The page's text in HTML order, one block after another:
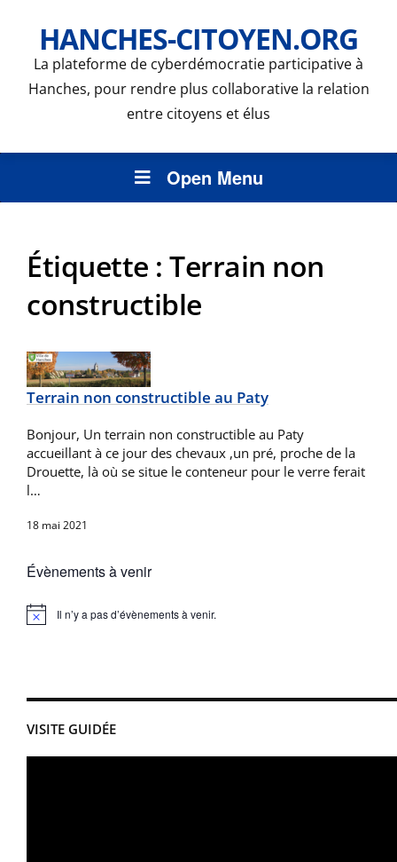
HANCHES-CITOYEN.ORG
La plateforme de cyberdémocratie participative à
Hanches, pour rendre plus collaborative la relation
entre citoyens et élus
Open Menu
Étiquette : Terrain non
constructible
Terrain non constructible au Paty
Bonjour, Un terrain non constructible au Paty
accueillant à ce jour des chevaux ,un pré, proche de la
Drouette, là où se situe le conteneur pour le verre ferait
l…
18 mai 2021
Évènements à venir
Notice Il n’y a pas d’évènements à venir.
VISITE GUIDÉE